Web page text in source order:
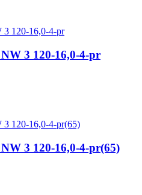
3 120-16,0-4-pr
3 120-16,0-4-pr(65)